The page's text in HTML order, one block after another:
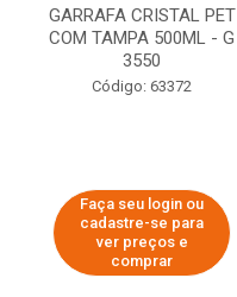
GARRAFA CRISTAL PET
COM TAMPA 500ML - G
3550
Código: 63372
Faça seu login ou
cadastre-se para
ver preços e
comprar